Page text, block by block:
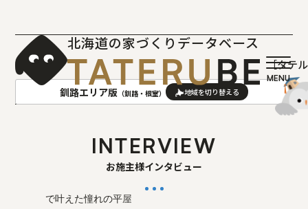
北海道の家づくりデータベース
［タテ
釧路エリア版 （釧路・根室）
札幌(石狩･空知･後志)版
旭川(上川･留萌･宗谷)版
帯広(十勝)版
INTERVIEW
お施主様インタビュー